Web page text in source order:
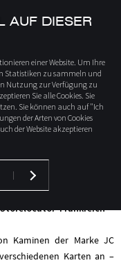
Frankreich –
Kaminen der Marke JC
Karten an –
AUF DIESER
einer Website. Um Ihre
Statistiken zu sammeln und
Nutzung zur Verfügung zu
Sie alle Cookies. Sie
Sie können auch auf "Ich
der Arten von Cookies
der Website akzeptieren